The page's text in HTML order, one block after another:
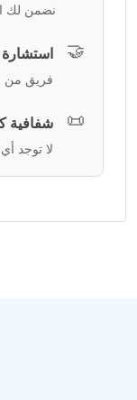
نضمن لك
🤝
فريق من
📜 شفافية
لا توجد